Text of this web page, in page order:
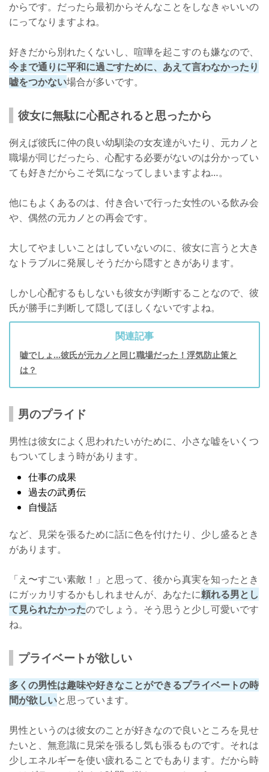
からです。だったら最初からそんなことをしなきゃいいの
にってなりますよね。
好きだから別れたくないし、喧嘩を起こすのも嫌なので、
今まで通りに平和に過ごすために、あえて言わなかったり
嘘をつかない場合が多いです。
彼女に無駄に心配されると思ったから
例えば彼氏に仲の良い幼馴染の女友達がいたり、元カノと
職場が同じだったら、心配する必要がないのは分かってい
ても好きだからこそ気になってしまいますよね…。
他にもよくあるのは、付き合いで行った女性のいる飲み会
や、偶然の元カノとの再会です。
大してやましいことはしていないのに、彼女に言うと大き
なトラブルに発展しそうだから隠すときがあります。
しかし心配するもしないも彼女が判断することなので、彼
氏が勝手に判断して隠してほしくないですよね。
関連記事
嘘でしょ…彼氏が元カノと同じ職場だった！浮気防止策と
は？
男のプライド
男性は彼女によく思われたいがために、小さな嘘をいくつ
もついてしまう時があります。
仕事の成果
過去の武勇伝
自慢話
など、見栄を張るために話に色を付けたり、少し盛るとき
があります。
「え〜すごい素敵！」と思って、後から真実を知ったとき
にガッカリするかもしれませんが、あなたに頼れる男とし
て見られたかったのでしょう。そう思うと少し可愛いです
ね。
プライベートが欲しい
多くの男性は趣味や好きなことができるプライベートの時
間が欲しいと思っています。
男性というのは彼女のことが好きなので良いところを見せ
たいと、無意識に見栄を張るし気も張るものです。それは
少しエネルギーを使い疲れることでもあります。だから時